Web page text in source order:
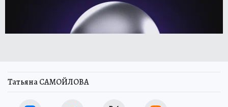
Татьяна САМОЙЛОВА